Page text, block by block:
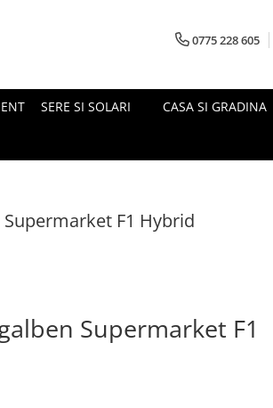
0775 228 605
SERE SI SOLARI CASA SI GRADINA
F1 Hybrid
Supermarket F1